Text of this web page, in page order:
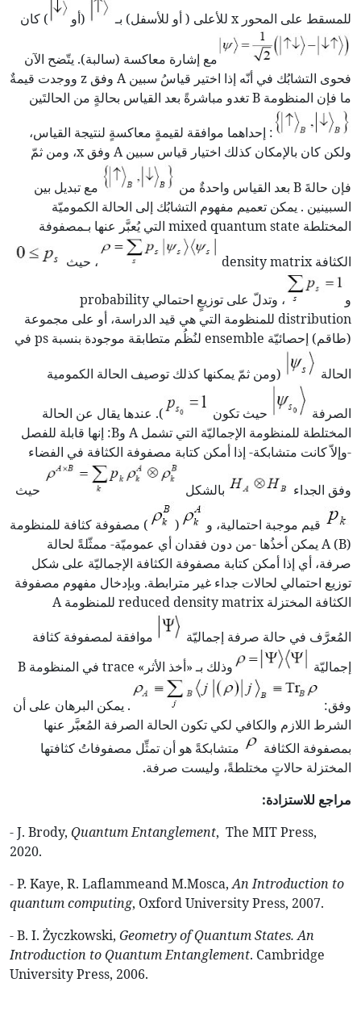
للمسقط على المحور x للأعلى ( أو للأسفل) بـ
(أو ) كان
مع إشارة معاكسة (سالبة). يتّضح الآن
فحوى التشابُك في أنّه إذا اختير قياسُ سبين A وفق z ووجدت قيمةٌ
ما فإن المنظومة B تغدو مباشرةً بعد القياس بحالةٍ من الحالتَين
: إحداهما موافقة لقيمةٍ معاكسةٍ لنتيجة القياس،
ولكن كان بالإمكان كذلك اختيار قياس سبين A وفق x، ومن ثمّ
فإن حالةَ B بعد القياس واحدةٌ من
مع تبديل بين
السبينين . يمكن تعميم مفهوم التشابُك إلى الحالة الكموميّة
المختلطة mixed quantum state التي يُعبَّر عنها بـمصفوفة
الكثافة density matrix
، حيث
و
، وتدلّ على توزيعٍ احتمالي probability
distribution للمنظومة التي هي قيد الدراسة، أو على مجموعة
(طاقم) إحصائيّة ensemble لنُظُم متطابقة موجودة بنسبة ps في
الحالة
(ومن ثمّ يمكنها كذلك توصيف الحالة الكمومية
الصرفة حيث تكون
). عندها يقال عن الحالة
المختلطة للمنظومة الإجماليّة التي تشمل A وB: إنها قابلة للفصل
-وإلاّ كانت متشابكة- إذا أمكن كتابة مصفوفة الكثافة في الفضاء
وفق الجداء بالشكل
حيث
قيم موجبة احتمالية، و
(
) مصفوفة كثافة للمنظومة
A (B) يمكن أخذُها -من دون فقدان أي عموميّة- ممثّلةً لحالة
صرفة، أي إذا أمكن كتابة مصفوفة الكثافة الإجماليّة على شكل
توزيع احتمالي لحالات جداء غير مترابطة. وبإدخال مفهوم مصفوفة
الكثافة المختزلة reduced density matrix للمنظومة A
المُعرَّف في حالة صرفة إجماليّة
موافقة لمصفوفة كثافة
إجماليّة
وذلك بـ «أخذ الأثر» trace في المنظومة B
وفق:
. يمكن البرهان على أن
الشرط اللازم والكافي لكي تكون الحالة الصرفة المُعبَّر عنها
بمصفوفة الكثافة
متشابكةً هو أن تمثِّل مصفوفاتُ كثافتها
المختزلة حالاتٍ مختلطةً، وليست صرفة.
مراجع للاستزادة:
- J. Brody, Quantum Entanglement, ‎ The MIT Press,
2020.
- P. Kaye, R. Laflammeand M.Mosca,An Introduction to
quantum computing, Oxford University Press, 2007.
- B. I. Życzkowski, Geometry of Quantum States. An
Introduction to Quantum Entanglement. Cambridge
University Press, 2006.